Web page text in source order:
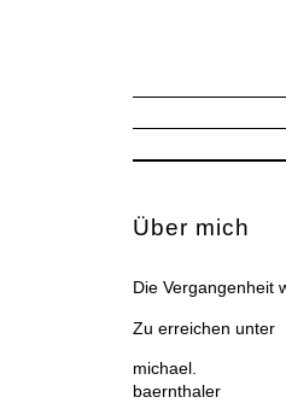
Über mich
Die Vergangenheit
Zu erreichen unter
michael.
baernthaler